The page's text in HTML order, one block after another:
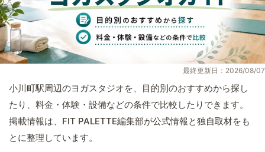
最終更新日：2026/08/07
小川町駅周辺のヨガスタジオを、目的別のおすすめから探し
たり、料金・体験・設備などの条件で比較したりできます。
掲載情報は、FIT PALETTE編集部が公式情報と独自取材をも
とに整理しています。